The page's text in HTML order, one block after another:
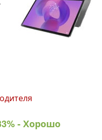
- Хорошо